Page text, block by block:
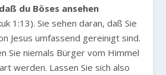
du Böses ansehen
1:13). Sie sehen daran, daß Sie
Jesus umfassend gereinigt sind.
Sie niemals Bürger vom Himmel
werden. Lassen Sie sich also